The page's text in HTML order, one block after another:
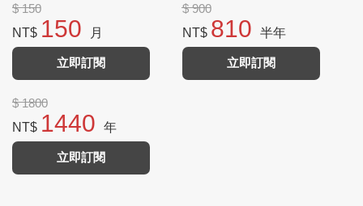
$ 150
NT$ 150 月
立即訂閱
$ 900
NT$ 810 半年
立即訂閱
$ 1800
NT$ 1440 年
立即訂閱